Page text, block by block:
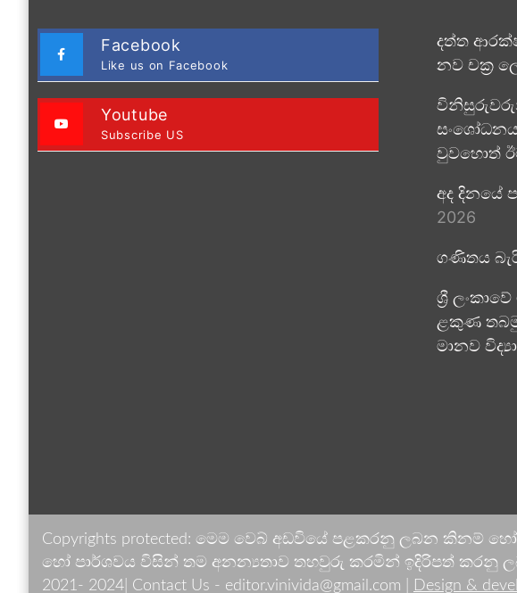
Facebook
Like us on Facebook
Youtube
Subscribe US
දත්ත
නව චක්‍ර
වුවහොත්
අද දිනයේ
2026
ගණිතය
ශ්‍රී
ළකුණ තබමු
මානව
Copyrights protected: මෙම වෙබ් අඩවියේ පළකරනු ලබන
හෝ පාර්ශවය විසින් තම අනන්‍යතාව තහවුරු කරමින් ඉදිරිපත් කරනු
2021- 2024| Contact Us - editor.vinivida@gmail.com |
Design &